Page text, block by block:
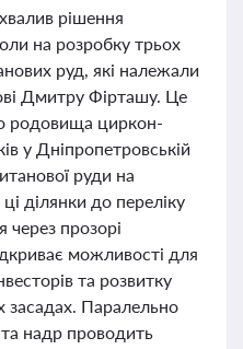
рішення
на розробку трьох
руд, які належали
Дмитру Фірташу. Це
родовища циркон-
у Дніпропетровській
руди на
ділянки до переліку
через прозорі
можливості для
та розвитку
засадах. Паралельно
надр проводить